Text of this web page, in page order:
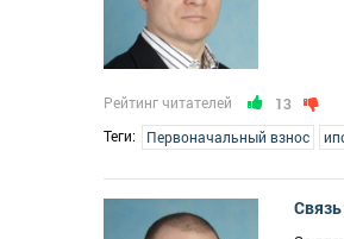
Рейтинг читателей 13
Теги:
Первоначальный взнос